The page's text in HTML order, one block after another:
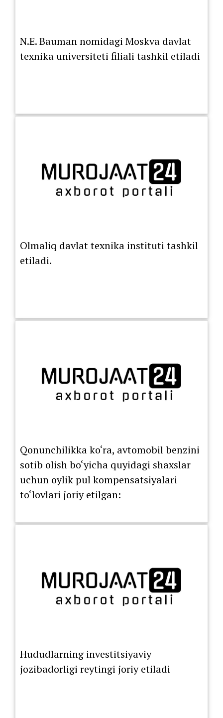
N.E. Bauman nomidagi Moskva davlat
texnika universiteti filiali tashkil etiladi
Olmaliq davlat texnika instituti tashkil
etiladi.
Qonunchilikka ko‘ra, avtomobil benzini
sotib olish bo‘yicha quyidagi shaxslar
uchun oylik pul kompensatsiyalari
to‘lovlari joriy etilgan:
Hududlarning investitsiyaviy
jozibadorligi reytingi joriy etiladi